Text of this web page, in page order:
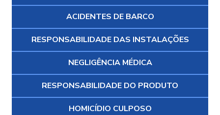
ACIDENTES DE BARCO
RESPONSABILIDADE DAS INSTALAÇÕES
NEGLIGÊNCIA MÉDICA
RESPONSABILIDADE DO PRODUTO
HOMICÍDIO CULPOSO